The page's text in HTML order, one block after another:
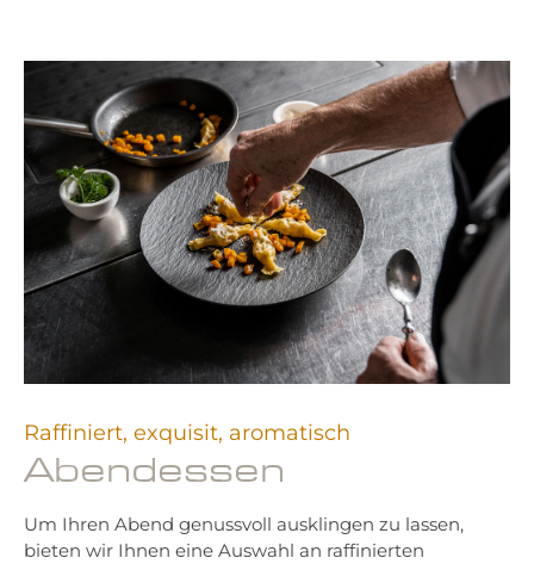
Raffiniert, exquisit, aromatisch
Abendessen
Um Ihren Abend genussvoll ausklingen zu lassen,
bieten wir Ihnen eine Auswahl an raffinierten